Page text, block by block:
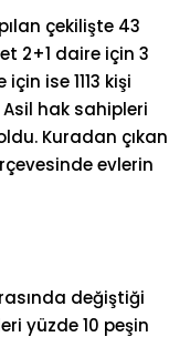
çekilişte 43
2+1 daire için 3
ise 1113 kişi
hak sahipleri
Kuradan çıkan
evlerin
değiştiği
yüzde 10 peşin